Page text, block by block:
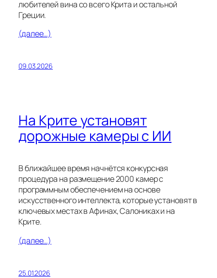
любителей вина со всего Крита и остальной
Греции.
(далее…)
09.03.2026
На Крите установят
дорожные камеры с ИИ
В ближайшее время начнётся конкурсная
процедура на размещение 2000 камер с
программным обеспечением на основе
искусственного интеллекта, которые установят в
ключевых местах в Афинах, Салониках и на
Крите.
(далее…)
25.01.2026